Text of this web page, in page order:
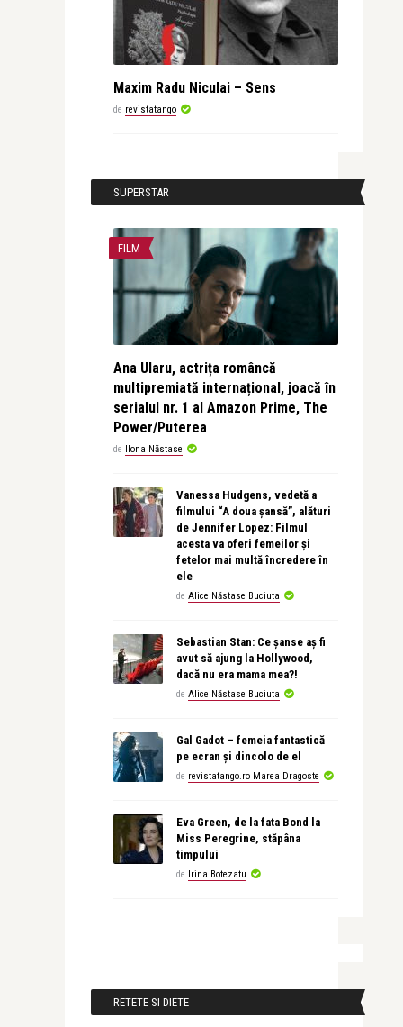
Maxim Radu Niculai – Sens
de revistatango
SUPERSTAR
FILM
Ana Ularu, actrița româncă
multipremiată internațional, joacă în
serialul nr. 1 al Amazon Prime, The
Power/Puterea
de Ilona Năstase
Vanessa Hudgens, vedetă a
filmului “A doua șansă”, alături
de Jennifer Lopez: Filmul
acesta va oferi femeilor și
fetelor mai multă încredere în
ele
de Alice Năstase Buciuta
Sebastian Stan: Ce șanse aș fi
avut să ajung la Hollywood,
dacă nu era mama mea?!
de Alice Năstase Buciuta
Gal Gadot – femeia fantastică
pe ecran și dincolo de el
de revistatango.ro Marea Dragoste
Eva Green, de la fata Bond la
Miss Peregrine, stăpâna
timpului
de Irina Botezatu
RETETE SI DIETE